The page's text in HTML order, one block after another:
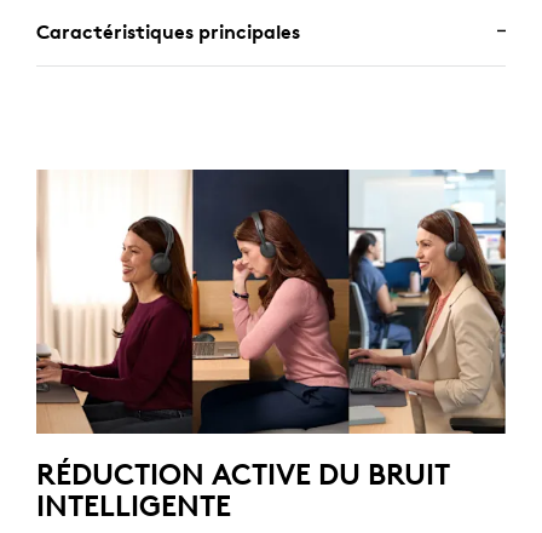
Caractéristiques principales
RÉDUCTION ACTIVE DU BRUIT
INTELLIGENTE